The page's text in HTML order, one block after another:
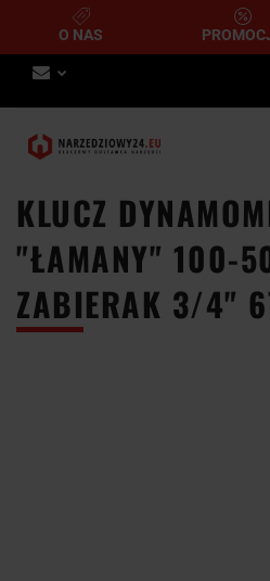
O NAS
KLUCZ
"ŁAMANY" 100-
ZABIERAK 3/4"